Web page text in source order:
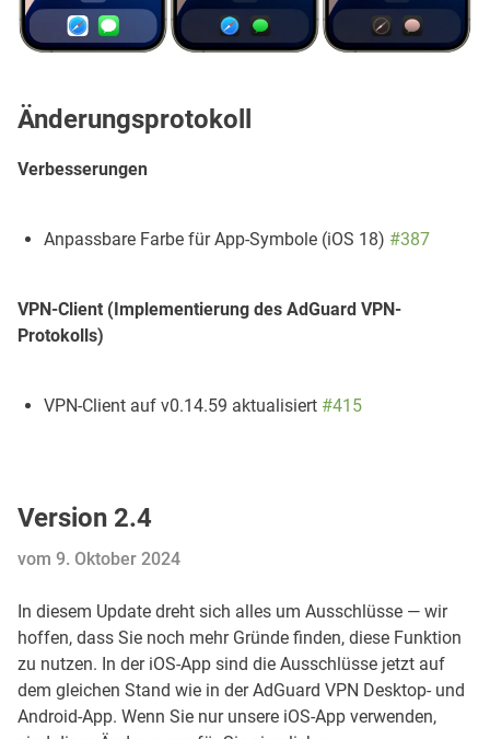
Änderungsprotokoll
Verbesserungen
Anpassbare Farbe für App-Symbole (iOS 18) #387
VPN-Client (Implementierung des AdGuard VPN-
Protokolls)
VPN-Client auf v0.14.59 aktualisiert #415
Version 2.4
vom 9. Oktober 2024
In diesem Update dreht sich alles um Ausschlüsse — wir
hoffen, dass Sie noch mehr Gründe finden, diese Funktion
zu nutzen. In der iOS-App sind die Ausschlüsse jetzt auf
dem gleichen Stand wie in der AdGuard VPN Desktop- und
Android-App. Wenn Sie nur unsere iOS-App verwenden,